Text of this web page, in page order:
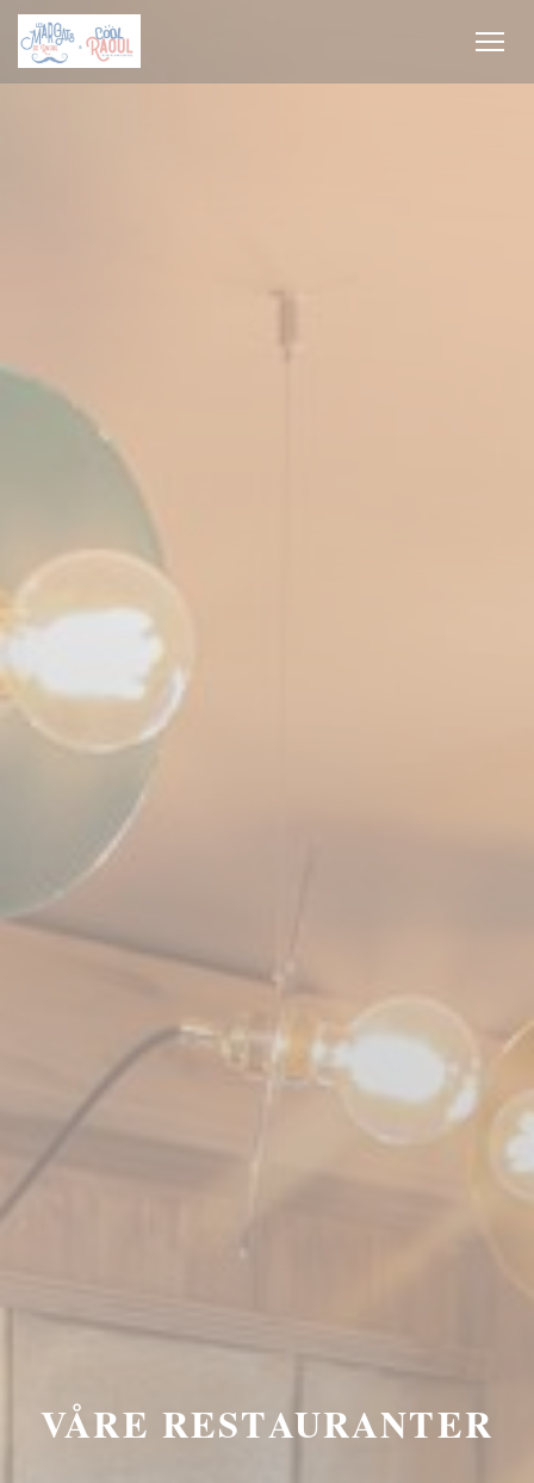
Panel for informasjonskapsler
VÅRE RESTAURANTER